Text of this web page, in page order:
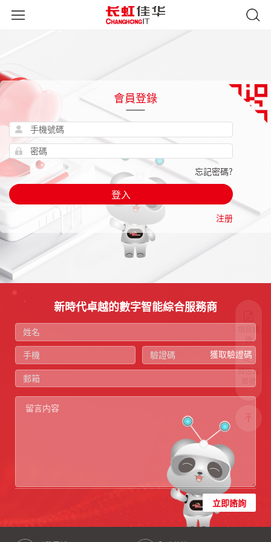
會員登錄
忘記密碼?
登入
注册
詢
微信公
新時代卓越的數字智能綜合服務商
獲取驗證碼
立即諮詢